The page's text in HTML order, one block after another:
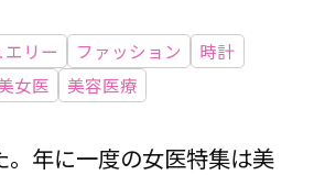
エリー ファッション
時計
女医
美容医療
。年に一度の女医特集は美